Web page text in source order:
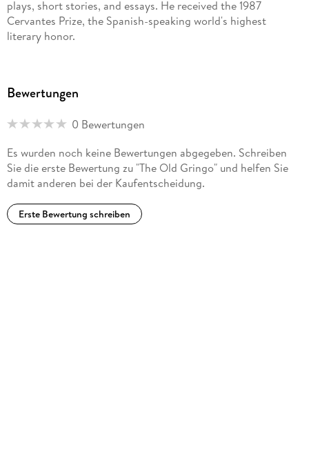
plays, short stories, and essays. He received the 1987
Cervantes Prize, the Spanish-speaking world's highest
literary honor.
parents, and moved to Mexico as a teenager. He served as an
universities including Harvard, Princeton, Brown and
Bewertungen
0 Bewertungen
Es wurden noch keine Bewertungen abgegeben. Schreiben
Sie die erste Bewertung zu "The Old Gringo" und helfen Sie
damit anderen bei der Kaufentscheidung.
Erste Bewertung schreiben